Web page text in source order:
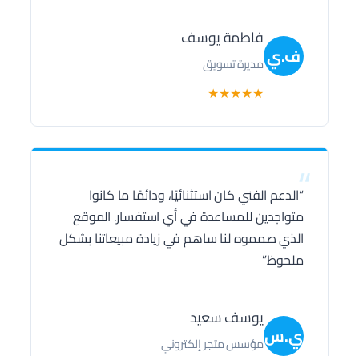
ف.ي
فاطمة يوسف
مديرة تسويق
★
★
★
★
★
““الدعم الفني كان استثنائيًا، ودائمًا ما كانوا
متواجدين للمساعدة في أي استفسار. الموقع
الذي صمموه لنا ساهم في زيادة مبيعاتنا بشكل
ملحوظ.”
ي.س
يوسف سعيد
مؤسس متجر إلكتروني